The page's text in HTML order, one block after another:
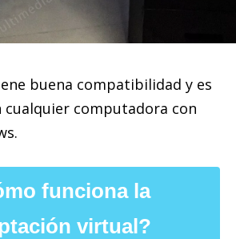
buena compatibilidad y es
computadora con
funciona la
virtual?